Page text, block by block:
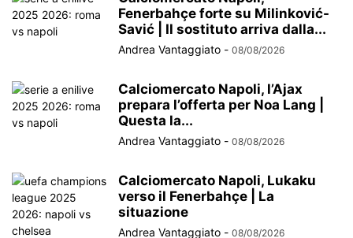
Fenerbahçe forte su Milinković-
Savić | Il sostituto arriva dalla...
Andrea Vantaggiato - 08/08/2026
Calciomercato Napoli, l’Ajax
prepara l’offerta per Noa Lang |
Questa la...
Andrea Vantaggiato - 08/08/2026
Calciomercato Napoli, Lukaku
verso il Fenerbahçe | La
situazione
Andrea Vantaggiato - 08/08/2026